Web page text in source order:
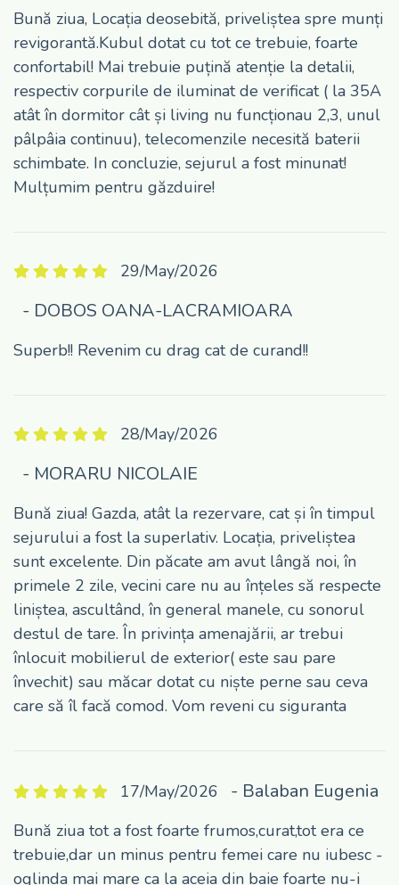
Bună ziua, Locația deosebită, priveliștea spre munți
revigorantă.Kubul dotat cu tot ce trebuie, foarte
confortabil! Mai trebuie puțină atenție la detalii,
respectiv corpurile de iluminat de verificat ( la 35A
atât în dormitor cât și living nu funcționau 2,3, unul
pâlpâia continuu), telecomenzile necesită baterii
schimbate. In concluzie, sejurul a fost minunat!
Mulțumim pentru găzduire!
29/May/2026
- DOBOS OANA-LACRAMIOARA
Superb!! Revenim cu drag cat de curand!!
28/May/2026
- MORARU NICOLAIE
Bună ziua! Gazda, atât la rezervare, cat și în timpul
sejurului a fost la superlativ. Locația, priveliștea
sunt excelente. Din păcate am avut lângă noi, în
primele 2 zile, vecini care nu au înțeles să respecte
liniștea, ascultând, în general manele, cu sonorul
destul de tare. În privința amenajării, ar trebui
înlocuit mobilierul de exterior( este sau pare
învechit) sau măcar dotat cu niște perne sau ceva
care să îl facă comod. Vom reveni cu siguranta
17/May/2026 - Balaban Eugenia
Bună ziua tot a fost foarte frumos,curat,tot era ce
trebuie,dar un minus pentru femei care nu iubesc -
oglinda mai mare ca la aceia din baie foarte nu-i